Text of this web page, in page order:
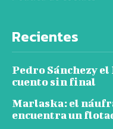
Recientes
Pedro Sánchezy
cuento sin final
Marlaska: el
encuentra un